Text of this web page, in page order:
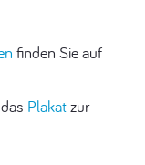
finden Sie auf
Plakatzur